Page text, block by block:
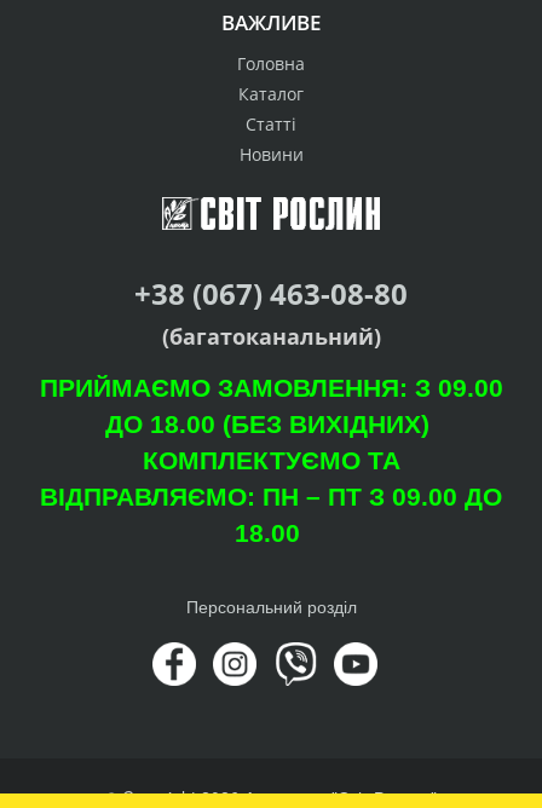
ВАЖЛИВЕ
Головна
Каталог
Статті
Новини
+38 (067) 463-08-80
(багатоканальний)
ПРИЙМАЄМО ЗАМОВЛЕННЯ: З 09.00
ДО 18.00 (БЕЗ ВИХІДНИХ)
КОМПЛЕКТУЄМО ТА
ВІДПРАВЛЯЄМО: ПН – ПТ З 09.00 ДО
18.00
Персональний розділ
© Copyright 2026 Агроцентр "Світ Рослин"